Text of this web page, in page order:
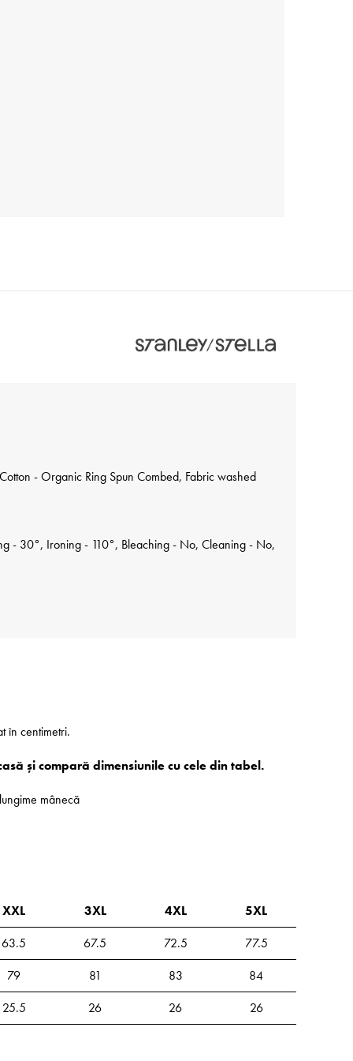
- Organic Ring Spun Combed, Fabric washed
- 30°, Ironing - 110°, Bleaching - No, Cleaning - No,
în centimetri.
și compară dimensiunile cu cele din tabel.
mânecă
XXL 3XL 4XL
5XL
63.5 67.5 72.5
77.5
79 81 83
84
25.5 26 26 26